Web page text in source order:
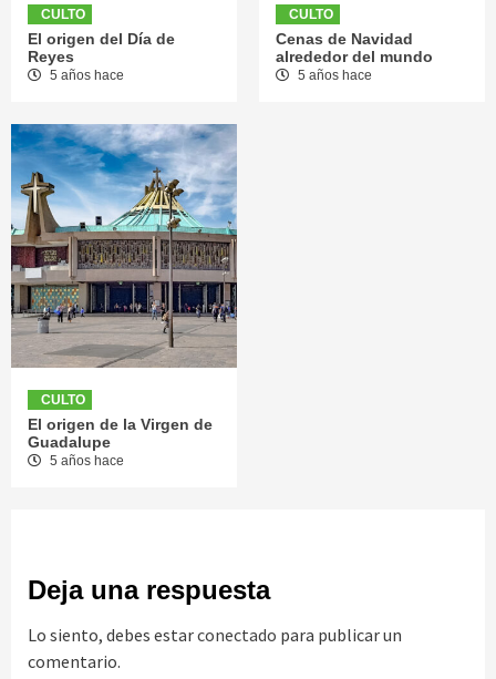
CULTO
El origen del Día de
Reyes
5 años hace
CULTO
Cenas de Navidad
alrededor del mundo
5 años hace
CULTO
El origen de la Virgen de
Guadalupe
5 años hace
Deja una respuesta
Lo siento, debes estarconectado para publicar un
comentario.